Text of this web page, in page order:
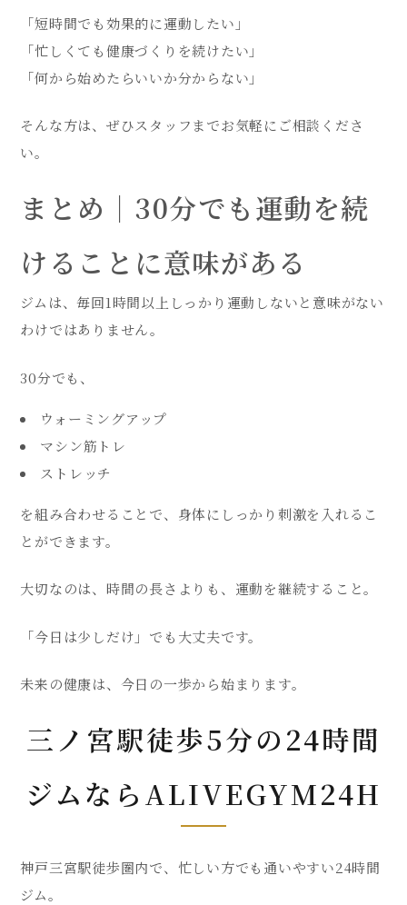
「短時間でも効果的に運動したい」
「忙しくても健康づくりを続けたい」
「何から始めたらいいか分からない」
そんな方は、ぜひスタッフまでお気軽にご相談くださ
い。
まとめ｜30分でも運動を続
けることに意味がある
ジムは、毎回1時間以上しっかり運動しないと意味がない
わけではありません。
30分でも、
ウォーミングアップ
マシン筋トレ
ストレッチ
を組み合わせることで、身体にしっかり刺激を入れるこ
とができます。
大切なのは、時間の長さよりも、運動を継続すること。
「今日は少しだけ」でも大丈夫です。
未来の健康は、今日の一歩から始まります。
三ノ宮駅徒歩5分の24時間
ジムならALIVEGYM24H
神戸三宮駅徒歩圏内で、忙しい方でも通いやすい24時間
ジム。